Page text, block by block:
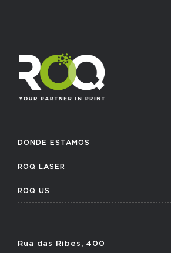
DONDE ESTAMOS
ROQ LASER
ROQ US
Rua das Ribes, 400